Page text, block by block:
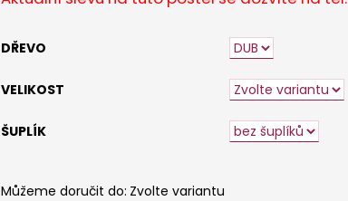
DŘEVO
VELIKOST
ŠUPLÍK
Můžeme doručit do: Zvolte variantu